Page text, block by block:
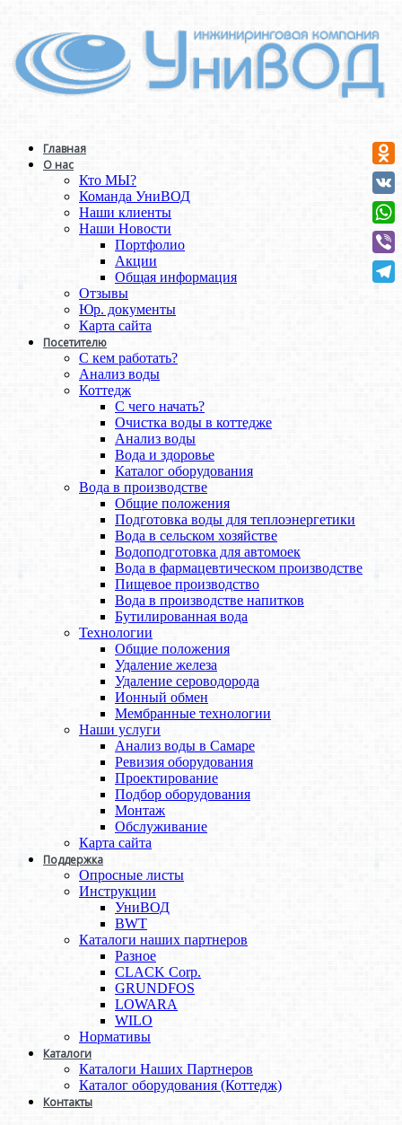
Главная
О нас
Кто МЫ?
Команда УниВОД
Наши клиенты
Наши Новости
Портфолио
Акции
Общая информация
Отзывы
Юр. документы
Карта сайта
Посетителю
С кем работать?
Анализ воды
Коттедж
С чего начать?
Очистка воды в коттедже
Анализ воды
Вода и здоровье
Каталог оборудования
Вода в производстве
Общие положения
Подготовка воды для теплоэнергетики
Вода в сельском хозяйстве
Водоподготовка для автомоек
Вода в фармацевтическом производстве
Пищевое производство
Вода в производстве напитков
Бутилированная вода
Технологии
Общие положения
Удаление железа
Удаление сероводорода
Ионный обмен
Мембранные технологии
Наши услуги
Анализ воды в Самаре
Ревизия оборудования
Проектирование
Подбор оборудования
Монтаж
Обслуживание
Карта сайта
Поддержка
Опросные листы
Инструкции
УниВОД
BWT
Каталоги наших партнеров
Разное
CLACK Corp.
GRUNDFOS
LOWARA
WILO
Нормативы
Каталоги
Каталоги Наших Партнеров
Каталог оборудования (Коттедж)
Контакты
VK